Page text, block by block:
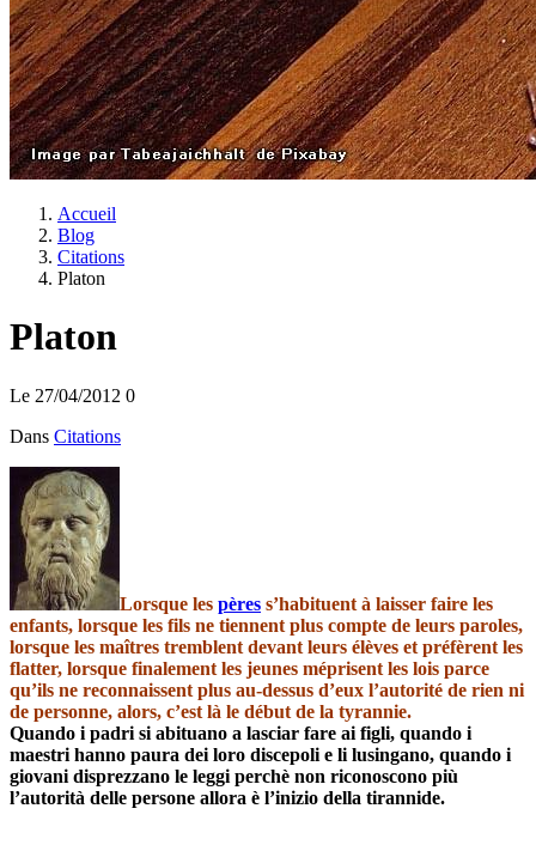
Accueil
Blog
Citations
Platon
Platon
Le 27/04/2012 0
Dans Citations
Lorsque les pères s’habituent à laisser faire les
enfants, lorsque les fils ne tiennent plus compte de leurs paroles,
lorsque les maîtres tremblent devant leurs élèves et préfèrent les
flatter, lorsque finalement les jeunes méprisent les lois parce
qu’ils ne reconnaissent plus au-dessus d’eux l’autorité de rien ni
de personne, alors, c’est là le début de la tyrannie.
Quando i padri si abituano a lasciar fare ai figli, quando i
maestri hanno paura dei loro discepoli e li lusingano, quando i
giovani disprezzano le leggi perchè non riconoscono più
l’autorità delle persone allora è l’inizio della tirannide.